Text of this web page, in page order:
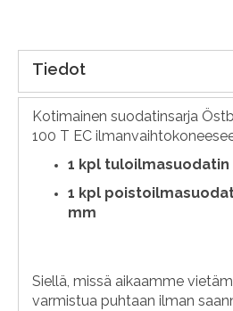
Tiedot
Kotimainen suodatinsarja
100 T EC
1 kpl tuloilmasuodatin
1 kpl
mm
Siellä, missä aikaamme
varmistua puhtaan ilman